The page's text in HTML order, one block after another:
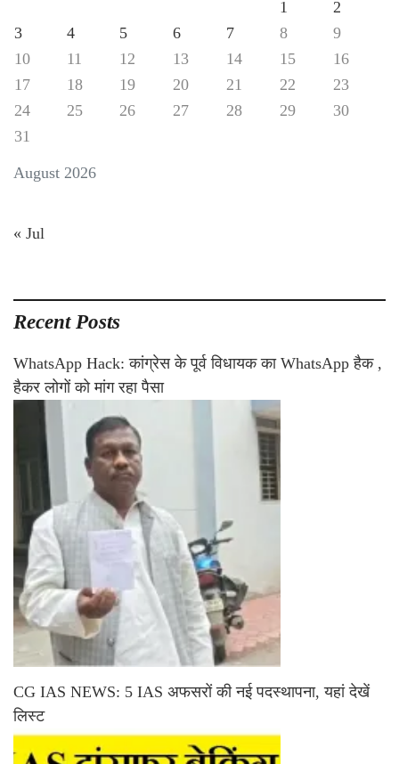
August 2026
1
2
3
4 5 6 7 8
9
10
11 12 13 14 15
16
17
18 19 20 21 22
23
24
25 26 27 28 29
30
31
« Jul
Recent Posts
WhatsApp Hack: कांग्रेस के पूर्व विधायक का WhatsApp हैक ,
हैकर लोगों को मांग रहा पैसा
CG IAS NEWS: 5 IAS अफसरों की नई पदस्थापना, यहां देखें
लिस्ट